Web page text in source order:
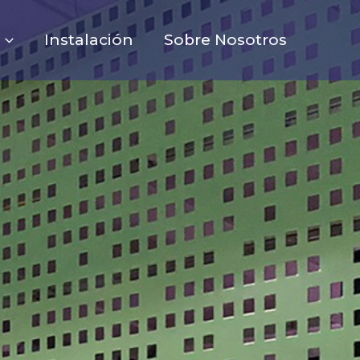
Instalación Sobre Nosotros